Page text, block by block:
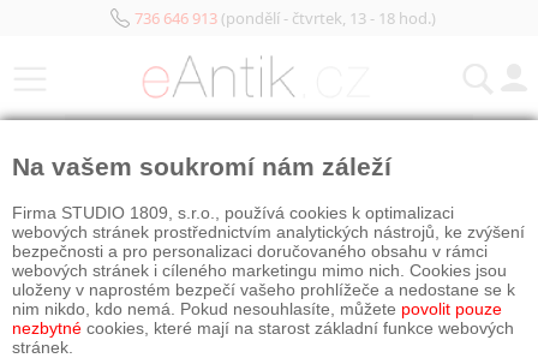
736 646 913(pondělí - čtvrtek, 13 - 18 hod.)
Na vašem soukromí nám záleží
Firma STUDIO 1809, s.r.o., používá cookies k optimalizaci
webových stránek prostřednictvím analytických nástrojů, ke zvýšení
bezpečnosti a pro personalizaci doručovaného obsahu v rámci
webových stránek i cíleného marketingu mimo nich. Cookies jsou
uloženy v naprostém bezpečí vašeho prohlížeče a nedostane se k
nim nikdo, kdo nemá. Pokud nesouhlasíte, můžete povolit pouze
nezbytné cookies, které mají na starost základní funkce webových
stránek.